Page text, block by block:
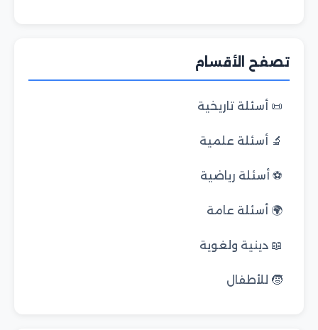
تصفح الأقسام
📜 أسئلة تاريخية
🔬 أسئلة علمية
⚽ أسئلة رياضية
🌍 أسئلة عامة
📖 دينية ولغوية
🧒 للأطفال